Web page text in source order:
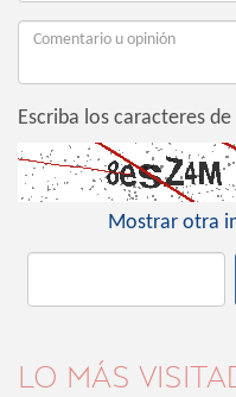
Escriba los caracteres
Mostrar otra
LO MÁS